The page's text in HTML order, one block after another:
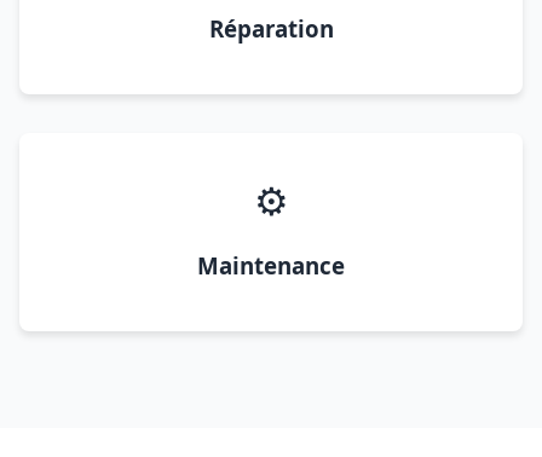
Réparation
⚙️
Maintenance